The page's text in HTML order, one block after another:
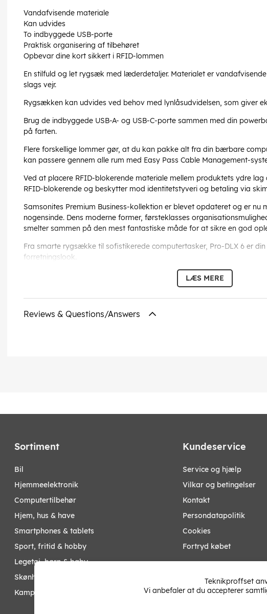
Vandafvisende materiale
Kan udvides
To indbyggede USB-porte
Praktisk organisering af tilbehøret
Opbevar dine kort sikkert i RFID-lommen
En stilfuld og let rygsæk med læderdetaljer. Materialet er
slags vejr.
Rygsækken kan udvides ved behov med lynlåsudvidelsen, som giver
Brug de indbyggede USB-A- og USB-C-porte sammen med din
på farten.
Flere forskellige lommer gør, at du kan pakke alt fra din bærbare
kan passere gennem alle rum med Easy Pass Cable Management-
Ved at placere RFID-blokerende materiale mellem produktets ydre
RFID-blokerende og beskytter mod identitetstyveri og betaling via
Samsonites Premium Business-kollektion er blevet opdateret og er nu
nogensinde. Dens moderne former, førsteklasses
smelter sammen på den mest fantastiske måde for at sikre en god
Fra smarte rygsække til sofistikerede computertasker, Pro-DLX 6 er
forretningslook.
Volumen: 21/26 L
LÆS MERE
Reviews & Questions/Answers
Sortiment
bil
hjemmeelektronik
computertilbehør
hjem, hus & have
smartphones & tablets
sport, fritid & hobby
legetøj, børn & baby
skønhed & helse
kampagner
Kundeservice
Service og hjælp
Vilkar og betingelser
Kontakt
Persondatapolitik
Cookies
Fortryd købet
Teknikproffset
Vi anbefaler at du accepterer